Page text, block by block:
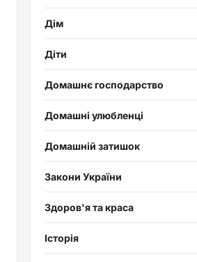
Дім
Діти
Домашнє господарство
Домашні улюбленці
Домашній затишок
Закони України
Здоров'я та краса
Історія